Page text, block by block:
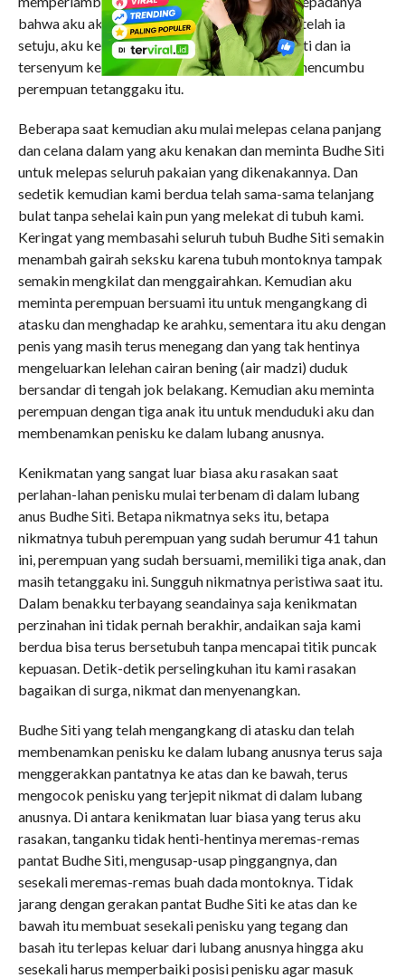
bahwa aku akan menambah biaya taksinya. Setelah ia
setuju, aku kembali berpaling ke arah Budhe Siti dan ia
tersenyum ke arahku. Kemudian aku kembali mencumbu
perempuan tetanggaku itu.
Beberapa saat kemudian aku mulai melepas celana panjang
dan celana dalam yang aku kenakan dan meminta Budhe Siti
untuk melepas seluruh pakaian yang dikenakannya. Dan
sedetik kemudian kami berdua telah sama-sama telanjang
bulat tanpa sehelai kain pun yang melekat di tubuh kami.
Keringat yang membasahi seluruh tubuh Budhe Siti semakin
menambah gairah seksku karena tubuh montoknya tampak
semakin mengkilat dan menggairahkan. Kemudian aku
meminta perempuan bersuami itu untuk mengangkang di
atasku dan menghadap ke arahku, sementara itu aku dengan
penis yang masih terus menegang dan yang tak hentinya
mengeluarkan lelehan cairan bening (air madzi) duduk
bersandar di tengah jok belakang. Kemudian aku meminta
perempuan dengan tiga anak itu untuk menduduki aku dan
membenamkan penisku ke dalam lubang anusnya.
Kenikmatan yang sangat luar biasa aku rasakan saat
perlahan-lahan penisku mulai terbenam di dalam lubang
anus Budhe Siti. Betapa nikmatnya seks itu, betapa
nikmatnya tubuh perempuan yang sudah berumur 41 tahun
ini, perempuan yang sudah bersuami, memiliki tiga anak, dan
masih tetanggaku ini. Sungguh nikmatnya peristiwa saat itu.
Dalam benakku terbayang seandainya saja kenikmatan
perzinahan ini tidak pernah berakhir, andaikan saja kami
berdua bisa terus bersetubuh tanpa mencapai titik puncak
kepuasan. Detik-detik perselingkuhan itu kami rasakan
bagaikan di surga, nikmat dan menyenangkan.
Budhe Siti yang telah mengangkang di atasku dan telah
membenamkan penisku ke dalam lubang anusnya terus saja
menggerakkan pantatnya ke atas dan ke bawah, terus
mengocok penisku yang terjepit nikmat di dalam lubang
anusnya. Di antara kenikmatan luar biasa yang terus aku
rasakan, tanganku tidak henti-hentinya meremas-remas
pantat Budhe Siti, mengusap-usap pinggangnya, dan
sesekali meremas-remas buah dada montoknya. Tidak
jarang dengan gerakan pantat Budhe Siti ke atas dan ke
bawah itu membuat sesekali penisku yang tegang dan
basah itu terlepas keluar dari lubang anusnya hingga aku
sesekali harus memperbaiki posisi penisku agar masuk